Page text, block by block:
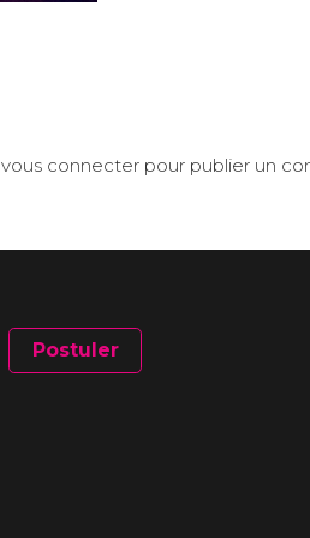
vous connecter pour publier un
Postuler